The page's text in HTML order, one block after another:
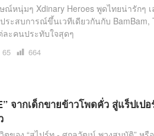
หนุ่มๆ Xdinary Heroes พูดไทยน่ารักๆ เ
ระสบการณ์ขึ้นเวทีเดียวกันกับ BamBam,
ละคนประทับใจสุดๆ
เปิด
664
จากเด็กขายข้าวโพดคั่ว สู่แร็ปเป